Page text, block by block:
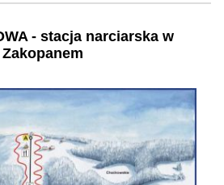
- stacja narciarska w
Zakopanem